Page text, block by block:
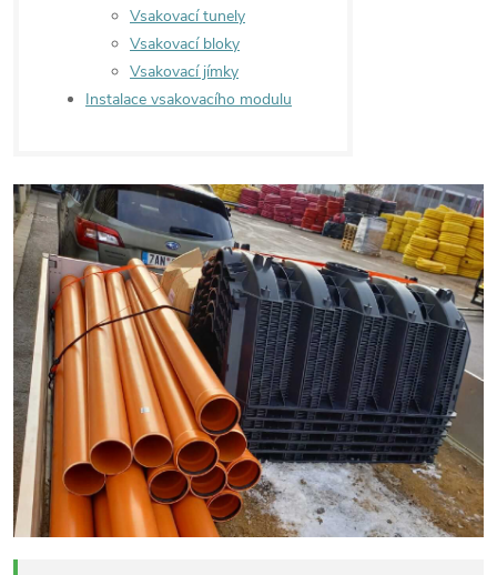
Vsakovací tunely
Vsakovací bloky
Vsakovací jímky
Instalace vsakovacího modulu